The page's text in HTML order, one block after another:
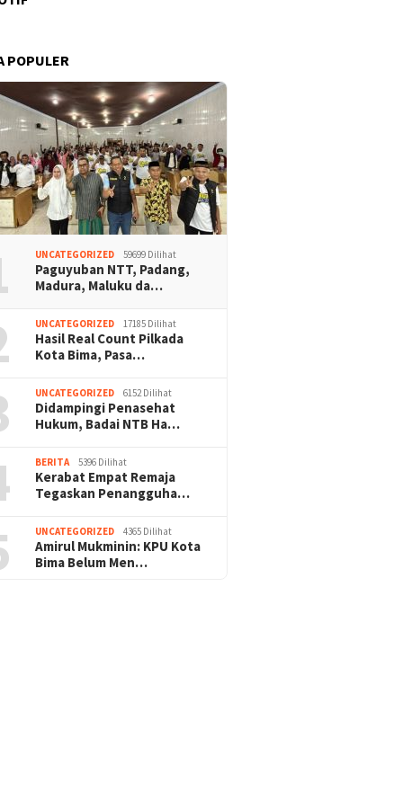
POPULER
UNCATEGORIZED 59699 Dilihat
Paguyuban NTT, Padang,
Madura, Maluku da…
UNCATEGORIZED 17185 Dilihat
Hasil Real Count Pilkada
Kota Bima, Pasa…
UNCATEGORIZED 6152 Dilihat
Didampingi Penasehat
Hukum, Badai NTB Ha…
BERITA 5396 Dilihat
Kerabat Empat Remaja
Tegaskan Penangguha…
UNCATEGORIZED 4365 Dilihat
Amirul Mukminin: KPU Kota
Bima Belum Men…